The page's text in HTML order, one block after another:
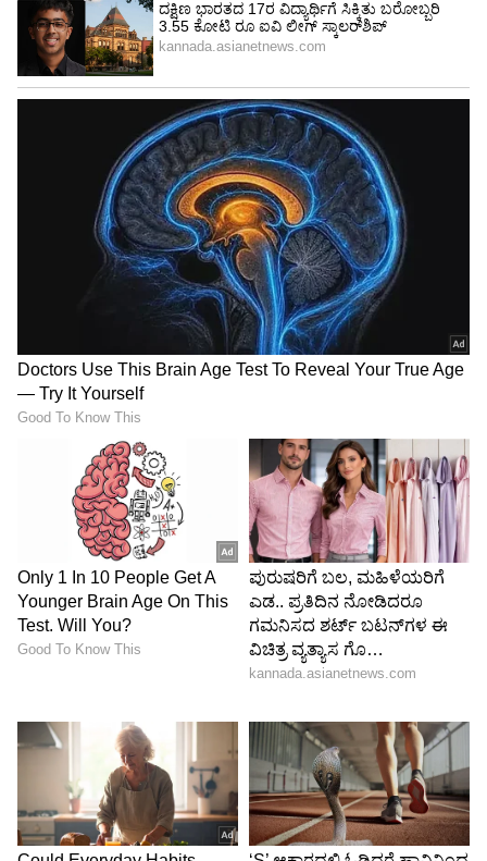
ಸಂತ್ರಸ್ತರಿಂದ 80 ಸಾವಿರ, 50 ಸಾವಿರ ಹಾಗೂ 1 ಲಕ್ಷ
ರು.ವರೆಗೆ ಆನ್‌ಲೈನ್‌ ಮೂಲಕ ತಮ್ಮ ಖಾತೆಗಳಿಗೆ ವೆಂಕಟೇಶ್‌
ಹಾಗೂ ದಿವ್ಯಾ ಹಣ ವರ್ಗಾಯಿಸಿಕೊಂಡಿರುವುದು ತನಿಖೆಯಲ್ಲಿ
ಪತ್ತೆ ಯಾಗಿದೆ ಎಂದು ಮೂಲಗಳು ಹೇಳಿವೆ. ದಿವ್ಯಾ ಮನೆಗೆ
ಪೊಲೀಸರ ದಾಳಿ: ಪ್ರಕರಣ ಸಂಬಂಧ ಲಗ್ಗೆರೆಯಲ್ಲಿರುವ ದಿವ್ಯಾ
ಮನೆ ಮೇಲೆ ಪೊಲೀಸರು ದಾಳಿ ನಡೆಸಿ, ಕೆಲ ದಾಖಲೆಗಳನ್ನು
ಜಪ್ತಿ ಮಾಡಿದ್ದಾರೆ. ಬಂಧನ ಭೀತಿಗೊಳಗಾದ ದಿವ್ಯಾ,
ಮನೆಯಲ್ಲಿದ್ದ ಕ್ಯಾಮೆ ರಾ, ಲ್ಯಾಪ್‌ಟಾಪ್ ಸೇರಿ ಕೆಲ ವಸ್ತು
ಗಳನ್ನು ತೆಗೆದುಕೊಂಡು ಕಾರಿನಲ್ಲಿ ಪರಾರಿಯಾ ಗಿದ್ದಾಳೆ ಎಂದು
ಮೂಲಗಳು ತಿಳಿಸಿವೆ.
ಯತ್ನ ಪ್ರಕರಣದಲ್ಲಿ ತಮ್ಮ ಮಕ್ಕಳು ಸಿಕ್ಕಿಬಿದ್ದರಿಂದ ತೀವ್ರವಾಗಿ
ನೊಂದಿರುವ ದಿವ್ಯಾ ತಾಯಿ, ಜಿ.ಬಿ.ನಗರ ಠಾಣೆಗೆ ತೆರಳಿ
ಕಣ್ಣೀರಿಟ್ಟಿದ್ದಾರೆ. ತಾನು ಮನೆಗಳಲ್ಲಿ ಕೆಲಸ ಮಾಡಿ ಮಕ್ಕಳನ್ನು
ಸಾಕಿದ್ದೇನೆ. ವೆಂಕಟೇಶ್‌ನಿಂದಲೇ ದಿವ್ಯಾ ತಪ್ಪು ದಾರಿ
ತುಳಿದಿದ್ದಾಳೆ ಎಂದು ಅವರು ಅಲವತ್ತುಕೊಂಡಿದ್ದಾಗಿ ತಿಳಿದು
ಬಂದಿದೆ.
ತಂಡ ಕೆಲ ದಿನಗಳ ಹಿಂದೆ ಇಂದಿರಾನಗರದ ಶ್ರೀ ಸ್ಪಾ ಆ್ಯಂಡ್
ಬ್ಯೂಟಿ ಪಾರ್ಲ‌್ರಗೆ ಈಶಾನ್ಯ ರಾಜ್ಯದ ಯುವತಿಯನ್ನು ಕೆಲಸಕ್ಕೆ
ಸೇರಿಸಿತ್ತು. ಬಳಿಕ ಗ್ರಾಹಕನ ಸೋಗಿನಲ್ಲಿ ಸ್ವಾಗೆ ದಿವ್ಯಾ
ಸೋದರ ಸಂದೇಶ್ ತೆರಳಿದ್ದ. ಈ ಮೊದಲೇ ಸ್ಥಾನಲ್ಲಿ
ಕೆಲಸದಲ್ಲಿದ್ದ ತನ್ನ ಗ್ಯಾಂಗ್‌ನ ಯುವತಿ ಬಳಿಯೇ ಮಸಾಜ್‌ಗೆ